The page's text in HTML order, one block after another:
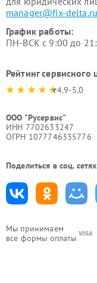
Мы принимаем
все формы оплаты
manager@fix-delta.ru
График работы:
ПН-ВСК с 9:00 до
Рейтинг сервисного
4.9-5.0
ООО "Русервис"
ИНН 7702633247
ОГРН 1077746335776
Поделиться в соц.